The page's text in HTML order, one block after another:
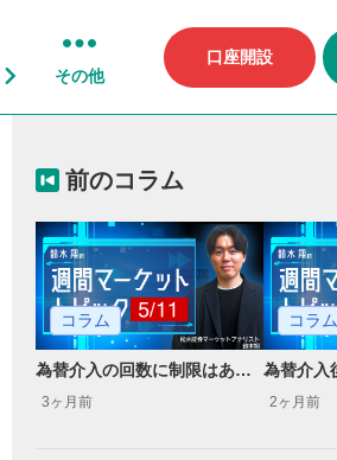
その他
口座開設
前のコラム
コラム
為替介入の回数に制限はあるのか？
3ヶ月前
コラム
2ヶ月前